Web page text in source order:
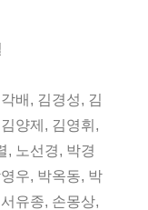
배 , 김경성, 김
김양제 , 김영휘 ,
, 노선경, 박경
우, 박옥동, 박
서유종, 손몽상,